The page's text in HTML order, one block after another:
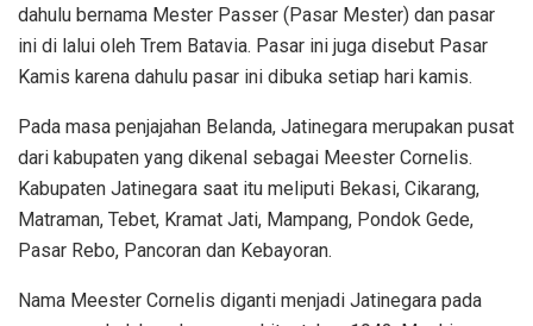
dahulu bernama Mester Passer (Pasar Mester) dan pasar
ini di lalui oleh Trem Batavia. Pasar ini juga disebut Pasar
Kamis karena dahulu pasar ini dibuka setiap hari kamis.
Pada masa penjajahan Belanda, Jatinegara merupakan pusat
dari kabupaten yang dikenal sebagai Meester Cornelis.
Kabupaten Jatinegara saat itu meliputi Bekasi, Cikarang,
Matraman, Tebet, Kramat Jati, Mampang, Pondok Gede,
Pasar Rebo, Pancoran dan Kebayoran.
Nama Meester Cornelis diganti menjadi Jatinegara pada